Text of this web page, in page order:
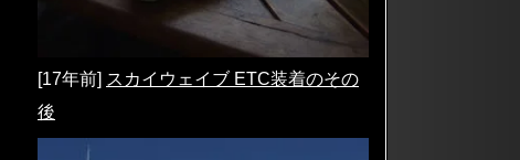
[17年前] スカイウェイブ ETC装着のその
後